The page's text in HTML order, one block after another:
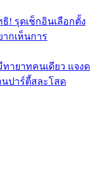
! รุดเช็กอินเลือกตั้ง
กเห็นการ
ายาทคนเดียว แจงด
นปาร์ตี้สละโสด